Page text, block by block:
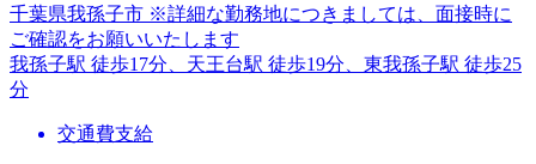
千葉県我孫子市 ※詳細な勤務地につきましては、面接時に
ご確認をお願いいたします
我孫子駅 徒歩17分、天王台駅 徒歩19分、東我孫子駅 徒歩25
分
交通費支給